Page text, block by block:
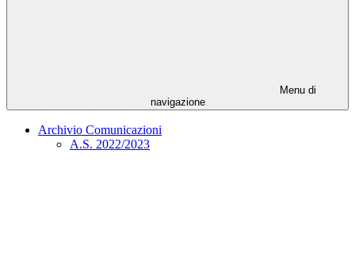
Menu di
navigazione
Archivio Comunicazioni
A.S. 2022/2023